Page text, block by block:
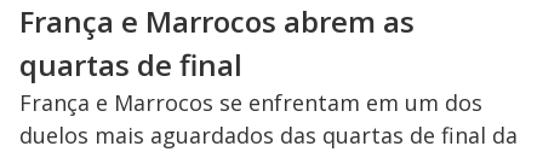
França e Marrocos abrem as
quartas de final
França e Marrocos se enfrentam em um dos
duelos mais aguardados das quartas de final da